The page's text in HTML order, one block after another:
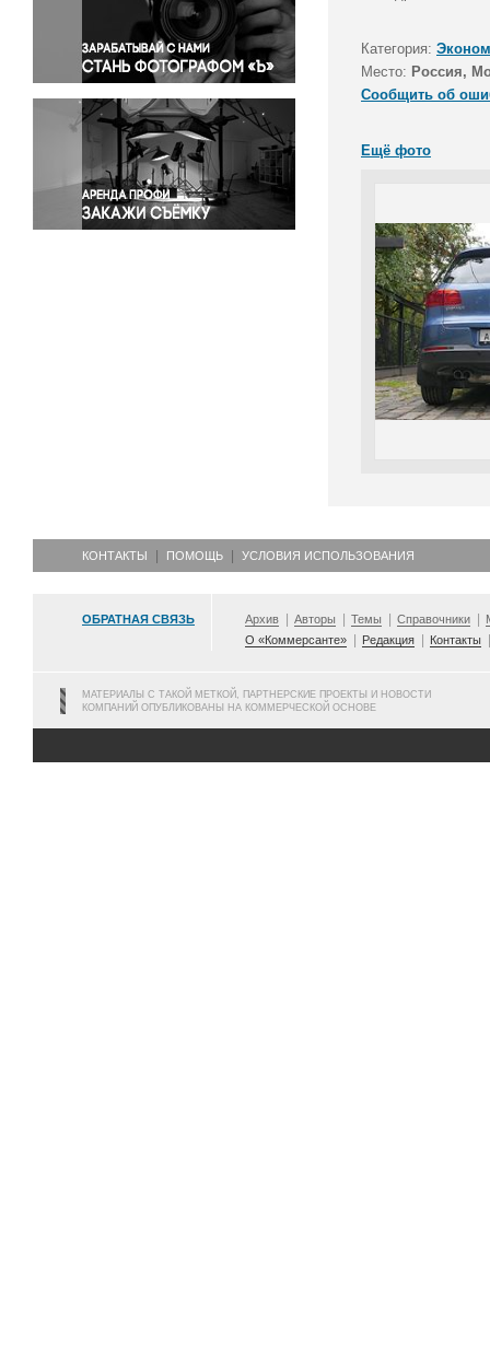
Правосудие
Происшествия и конфликты
Религия
Светская жизнь
Спорт
Экология
Экономика и бизнес
Категория:
Место: Россия,
Сообщить об
Ещё фото
КОНТАКТЫ ПОМОЩЬ УСЛОВИЯ ИСПОЛЬЗОВАНИЯ
ОБРАТНАЯ СВЯЗЬ Архив Авторы Темы Справочники
О «Коммерсанте»
Редакция Контакты
МАТЕРИАЛЫ С ТАКОЙ МЕТКОЙ, ПАРТНЕРСКИЕ ПРОЕКТЫ И НОВОСТИ
КОМПАНИЙ ОПУБЛИКОВАНЫ НА КОММЕРЧЕСКОЙ ОСНОВЕ